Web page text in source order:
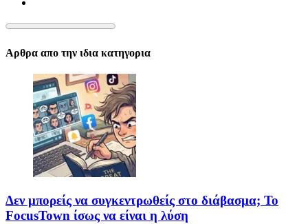
Αρθρα απο την ιδια κατηγορια
Δεν μπορείς να συγκεντρωθείς στο διάβασμα; Το
FocusTown ίσως να είναι η λύση